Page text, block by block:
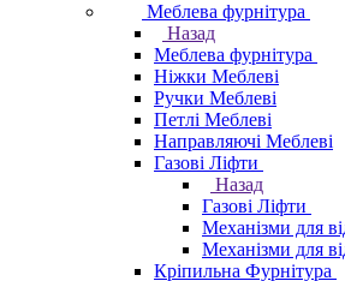
Меблева фурнітура
Назад
Меблева фурнітура
Ніжки Меблеві
Ручки Меблеві
Петлі Меблеві
Направляючі Меблеві
Газові Ліфти
Назад
Газові Ліфти
Механізми для
Механізми для
Кріпильна Фурнітура